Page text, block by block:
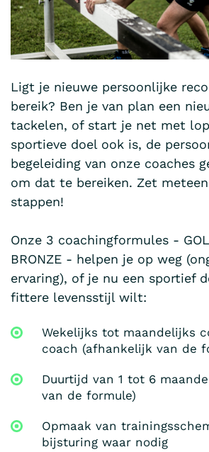
Ligt je nieuwe persoonlijke
bereik? Ben je van plan een
tackelen, of start je net met
sportieve doel ook is, de
begeleiding van onze coaches
om dat te bereiken. Zet
stappen!
Onze 3 coachingformules -
BRONZE - helpen je op weg
ervaring), of je nu een sportief
fittere levensstijl wilt:
Wekelijks tot maandelijks
coach (afhankelijk van de
Duurtijd van 1 tot 6
van de formule)
Opmaak van
bijsturing waar nodig